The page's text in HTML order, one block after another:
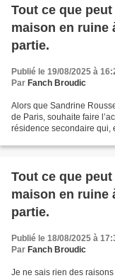
Tout ce que
maison en ruine
partie.
Publié le 19/08/2025 à
Par Fanch Broudic
Alors que Sandrine
de Paris, souhaite faire
résidence secondaire qui,
Tout ce que
maison en ruine
partie.
Publié le 18/08/2025 à
Par Fanch Broudic
Je ne sais rien des